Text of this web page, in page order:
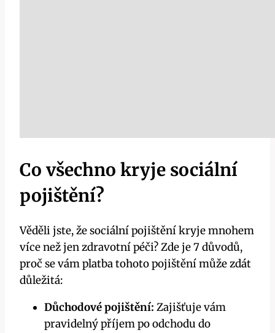
Co všechno kryje sociální
pojištění?
Věděli jste, že sociální pojištění kryje mnohem
více než jen zdravotní péči? Zde je 7 důvodů,
proč se vám platba tohoto pojištění může zdát
důležitá:
Důchodové pojištění: Zajišťuje vám
pravidelný příjem po odchodu do